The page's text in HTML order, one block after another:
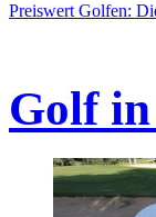
Preiswert Golfen:
Golf